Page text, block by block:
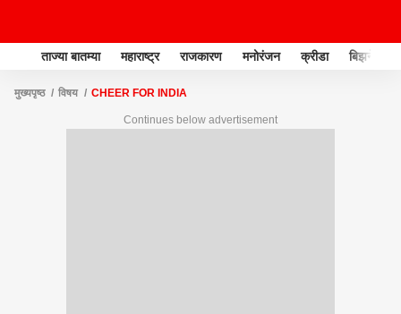
ताज्या बातम्या महाराष्ट्र राजकारण मनोरंजन क्रीडा बिझनेस
मुख्यपृष्ठ विषय CHEER FOR INDIA
Continues below advertisement